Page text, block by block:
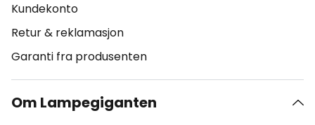
Kundekonto
Retur & reklamasjon
Garanti fra produsenten
Om Lampegiganten